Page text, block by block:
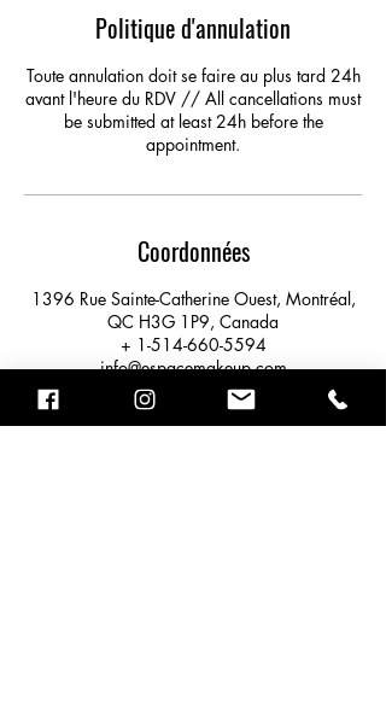
Politique d'annulation
Toute annulation doit se faire au plus tard 24h
avant l'heure du RDV // All cancellations must
be submitted at least 24h before the
appointment.
Coordonnées
1396 Rue Sainte-Catherine Ouest, Montréal,
QC H3G 1P9, Canada
+ 1-514-660-5594
info@espacemakeup.com